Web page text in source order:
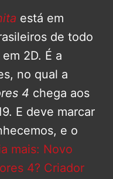
está em
de todo
2D. É a
no qual a
4 chega aos
E deve marcar
e o
mais: Novo
4? Criador